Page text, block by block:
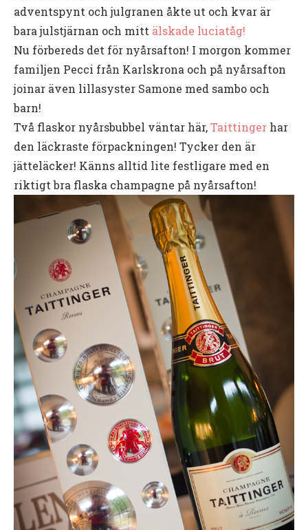
adventspynt och julgranen åkte ut och kvar är
bara julstjärnan och mitt älskade luciatåg!
Nu förbereds det för nyårsafton! I morgon kommer
familjen Pecci från Karlskrona och på nyårsafton
joinar även lillasyster Samone med sambo och
barn!
Två flaskor nyårsbubbel väntar här,Taittinger har
den läckraste förpackningen! Tycker den är
jätteläcker! Känns alltid lite festligare med en
riktigt bra flaska champagne på nyårsafton!